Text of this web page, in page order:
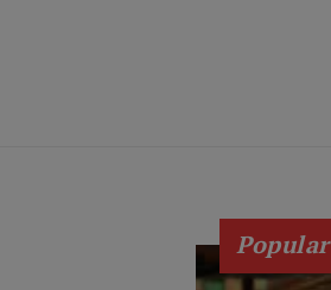
Popular